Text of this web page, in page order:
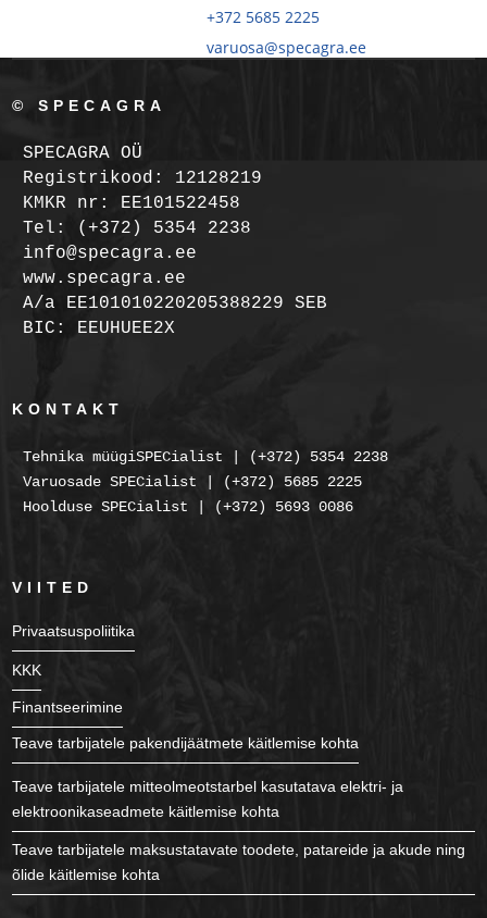
+372 5685 2225
varuosa@specagra.ee
© SPECAGRA
SPECAGRA OÜ
Registrikood: 12128219
KMKR nr: EE101522458
Tel: (+372) 5354 2238
info@specagra.ee
www.specagra.ee
A/a EE101010220205388229 SEB
BIC: EEUHUEE2X
KONTAKT
Tehnika müügiSPECialist | (+372) 5354 2238
Varuosade SPECialist | (+372) 5685 2225
Hoolduse SPECialist | (+372) 5693 0086
VIITED
Privaatsuspoliitika
KKK
Finantseerimine
Teave tarbijatele pakendijäätmete käitlemise kohta
Teave tarbijatele mitteolmeotstarbel kasutatava elektri- ja
elektroonikaseadmete käitlemise kohta
Teave tarbijatele maksustatavate toodete, patareide ja akude ning
õlide käitlemise kohta